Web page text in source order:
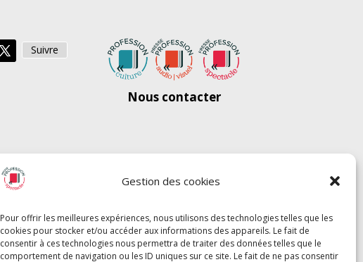
Gestion des cookies
Pour offrir les meilleures expériences, nous utilisons des technologies telles que les
cookies pour stocker et/ou accéder aux informations des appareils. Le fait de
consentir à ces technologies nous permettra de traiter des données telles que le
comportement de navigation ou les ID uniques sur ce site. Le fait de ne pas consentir
Suivre
Nous contacter